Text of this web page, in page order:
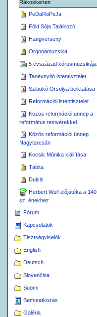
Rákoskerten
PeDaRoPeJa
Föld Sója Találkozó
Hangverseny
Orgonamuzsika
5 évszázad kórusmuzsikája
Tanévnyitó istentisztelet
Szlaukó Orsolya beiktatása
Reformációi istentisztelet
Közös reformációi ünnep a
református testvérekkel
Közös reformációi ünnep
Nagytarcsán
Kocsik Mónika kiállítása
Tábita
Dulcis
Herbert Wulf előjátéka a 140.
sz. énekhez
Fórum
Kapcsolatok
Tisztségviselők
English
Deutsch
Slovenčina
Suomi
Bemutatkozás
Galéria